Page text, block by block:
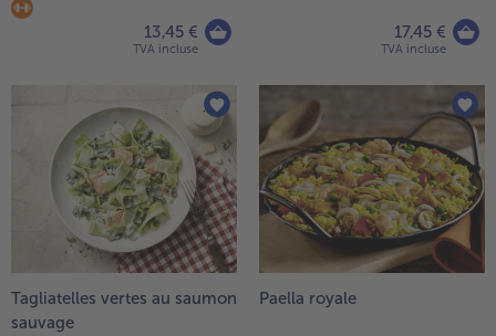
13,45 €
TVA incluse
17,45 €
TVA incluse
Tagliatelles vertes au saumon
sauvage
Paella royale